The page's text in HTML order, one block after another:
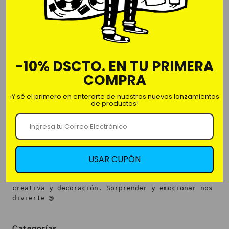
Comprar ahora
- Taza de cerámico 100%
creativa y decoración. Sorprender y emocionar nos
divierte 🌐
-10% DSCTO. EN TU PRIMERA
COMPRA
¡Y sé el primero en enterarte de nuestros nuevos lanzamientos
de productos!
USAR CUPÓN